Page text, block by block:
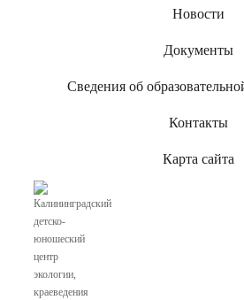
Новости
Документы
Сведения об
Контакты
Карта сайта